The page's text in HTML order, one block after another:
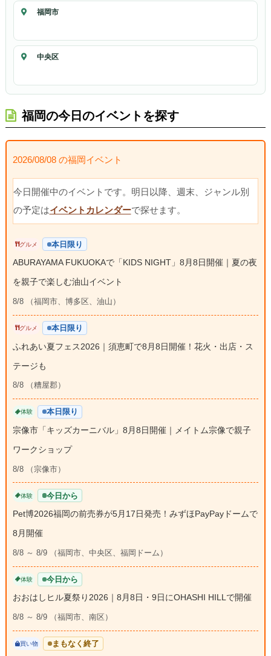
福岡市
中央区
福岡の今日のイベントを探す
2026/08/08 の福岡イベント
今日開催中のイベントです。明日以降、週末、ジャンル別
の予定はイベントカレンダーで探せます。
グルメ 本日限り
ABURAYAMA FUKUOKAで「KIDS NIGHT」8月8日開催｜夏の夜
を親子で楽しむ油山イベント
8/8 （福岡市、博多区、油山）
グルメ 本日限り
ふれあい夏フェス2026｜須恵町で8月8日開催！花火・出店・ス
テージも
8/8 （糟屋郡）
体験 本日限り
宗像市「キッズカーニバル」8月8日開催｜メイトム宗像で親子
ワークショップ
8/8 （宗像市）
体験 今日から
Pet博2026福岡の前売券が5月17日発売！みずほPayPayドームで
8月開催
8/8 ～ 8/9 （福岡市、中央区、福岡ドーム）
体験 今日から
おおはしヒル夏祭り2026｜8月8日・9日にOHASHI HILLで開催
8/8 ～ 8/9 （福岡市、南区）
買い物 まもなく終了